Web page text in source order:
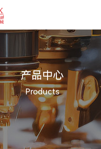
半导体
科研
激光配套
食品包装
自动生产线
光纤系列
Co2飞行系列
半导体系列
紫外系列
焊接系列
切割系列
高精密系列
配件系列
企业动态
联系方式
产品中心
Products